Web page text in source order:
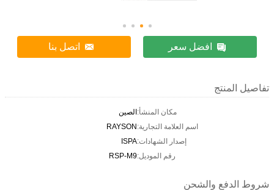
افضل سعر اتصل بنا
تفاصيل المنتج
مكان المنشأ:الصين
اسم العلامة التجارية:RAYSON
إصدار الشهادات:ISPA
رقم الموديل:RSP-M9
شروط الدفع والشحن